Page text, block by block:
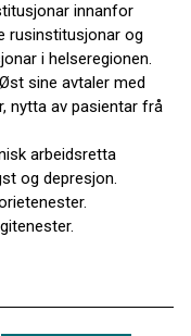
innanfor
rusinstitusjonar og
i helseregionen.
sine avtaler med
nytta av pasientar frå
arbeidsretta
og depresjon.